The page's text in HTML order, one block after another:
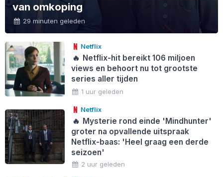
van omkoping
29 minuten geleden
Netflix
🔥 Netflix-hit bereikt 106 miljoen
views en behoort nu tot grootste
series aller tijden
1 uur geleden
Netflix
🔥 Mysterie rond einde 'Mindhunter'
groter na opvallende uitspraak
Netflix-baas: 'Heel graag een derde
seizoen'
2 uur geleden